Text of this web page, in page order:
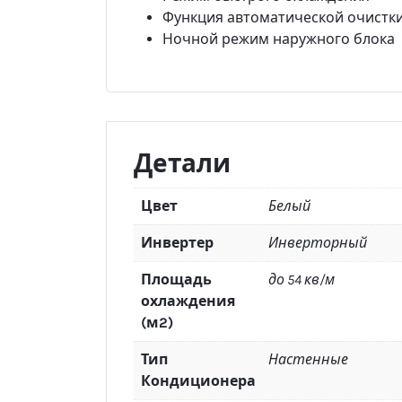
Функция автоматической
Ночной режим наружного блока
Детали
Цвет Белый
Инвертер Инверторный
Площадь
охлаждения
(м2)
до 54 кв/м
Тип
Кондиционера
Настенные